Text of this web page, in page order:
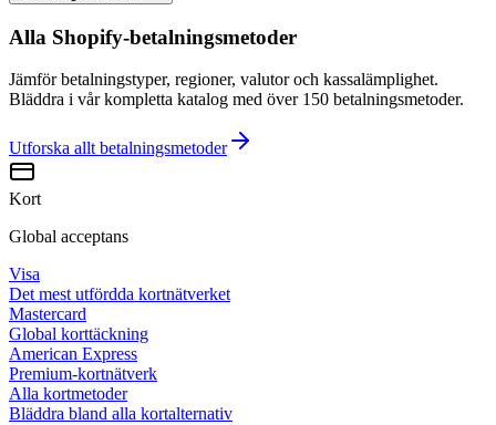
Alla Shopify-betalningsmetoder
Jämför betalningstyper, regioner, valutor och kassalämplighet.
Bläddra i vår kompletta katalog med över 150 betalningsmetoder.
Utforska allt betalningsmetoder
Kort
Global acceptans
Visa
Det mest utfördda kortnätverket
Mastercard
Global korttäckning
American Express
Premium-kortnätverk
Alla kortmetoder
Bläddra bland alla kortalternativ